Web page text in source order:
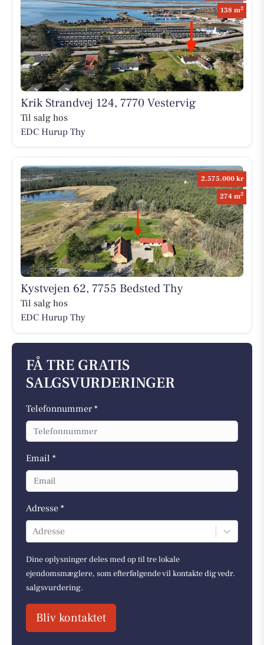
138 m2
Krik Strandvej 124, 7770 Vestervig
Til salg hos
EDC Hurup Thy
2.575.000 kr
274 m2
Kystvejen 62, 7755 Bedsted Thy
Til salg hos
EDC Hurup Thy
FÅ TRE GRATIS
SALGSVURDERINGER
Telefonnummer *
Email *
Adresse *
Adresse
Dine oplysninger deles med op til tre lokale
ejendomsmæglere, som efterfølgende vil kontakte dig vedr.
salgsvurdering.
Bliv kontaktet